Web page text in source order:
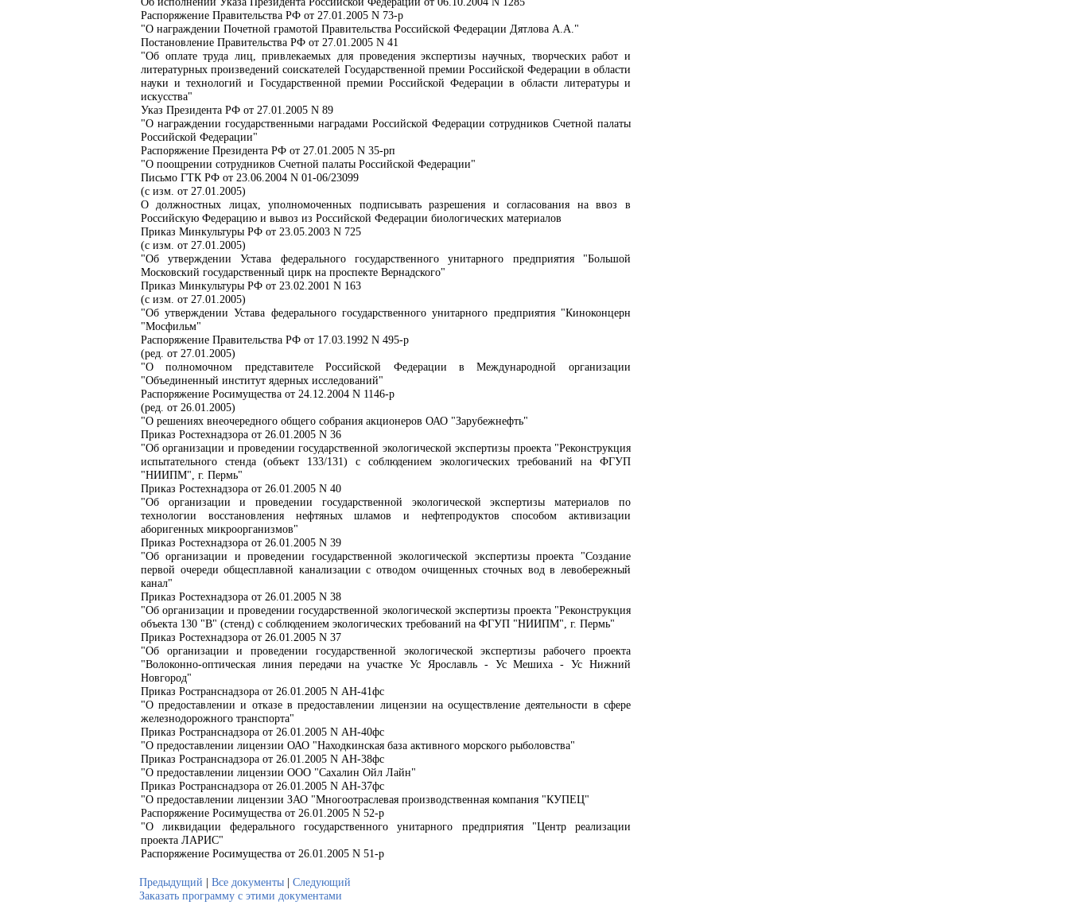
Распоряжение Правительства РФ от 27.01.2005 N 73-р
"О награждении Почетной грамотой Правительства Российской Федерации Дятлова А.А."
Постановление Правительства РФ от 27.01.2005 N 41
"Об оплате труда лиц, привлекаемых для проведения экспертизы научных, творческих работ и
литературных произведений соискателей Государственной премии Российской Федерации в области
науки и технологий и Государственной премии Российской Федерации в области литературы и
искусства"
Указ Президента РФ от 27.01.2005 N 89
"О награждении государственными наградами Российской Федерации сотрудников Счетной палаты
Российской Федерации"
Распоряжение Президента РФ от 27.01.2005 N 35-рп
"О поощрении сотрудников Счетной палаты Российской Федерации"
Письмо ГТК РФ от 23.06.2004 N 01-06/23099
(с изм. от 27.01.2005)
О должностных лицах, уполномоченных подписывать разрешения и согласования на ввоз в
Российскую Федерацию и вывоз из Российской Федерации биологических материалов
Приказ Минкультуры РФ от 23.05.2003 N 725
(с изм. от 27.01.2005)
"Об утверждении Устава федерального государственного унитарного предприятия "Большой
Московский государственный цирк на проспекте Вернадского"
Приказ Минкультуры РФ от 23.02.2001 N 163
(с изм. от 27.01.2005)
"Об утверждении Устава федерального государственного унитарного предприятия "Киноконцерн
"Мосфильм"
Распоряжение Правительства РФ от 17.03.1992 N 495-р
(ред. от 27.01.2005)
"О полномочном представителе Российской Федерации в Международной организации
"Объединенный институт ядерных исследований"
Распоряжение Росимущества от 24.12.2004 N 1146-р
(ред. от 26.01.2005)
"О решениях внеочередного общего собрания акционеров ОАО "Зарубежнефть"
Приказ Ростехнадзора от 26.01.2005 N 36
"Об организации и проведении государственной экологической экспертизы проекта "Реконструкция
испытательного стенда (объект 133/131) с соблюдением экологических требований на ФГУП
"НИИПМ", г. Пермь"
Приказ Ростехнадзора от 26.01.2005 N 40
"Об организации и проведении государственной экологической экспертизы материалов по
технологии восстановления нефтяных шламов и нефтепродуктов способом активизации
аборигенных микроорганизмов"
Приказ Ростехнадзора от 26.01.2005 N 39
"Об организации и проведении государственной экологической экспертизы проекта "Создание
первой очереди общесплавной канализации с отводом очищенных сточных вод в левобережный
канал"
Приказ Ростехнадзора от 26.01.2005 N 38
"Об организации и проведении государственной экологической экспертизы проекта "Реконструкция
объекта 130 "В" (стенд) с соблюдением экологических требований на ФГУП "НИИПМ", г. Пермь"
Приказ Ростехнадзора от 26.01.2005 N 37
"Об организации и проведении государственной экологической экспертизы рабочего проекта
"Волоконно-оптическая линия передачи на участке Ус Ярославль - Ус Мешиха - Ус Нижний
Новгород"
Приказ Ространснадзора от 26.01.2005 N АН-41фс
"О предоставлении и отказе в предоставлении лицензии на осуществление деятельности в сфере
железнодорожного транспорта"
Приказ Ространснадзора от 26.01.2005 N АН-40фс
"О предоставлении лицензии ОАО "Находкинская база активного морского рыболовства"
Приказ Ространснадзора от 26.01.2005 N АН-38фс
"О предоставлении лицензии ООО "Сахалин Ойл Лайн"
Приказ Ространснадзора от 26.01.2005 N АН-37фс
"О предоставлении лицензии ЗАО "Многоотраслевая производственная компания "КУПЕЦ"
Распоряжение Росимущества от 26.01.2005 N 52-р
"О ликвидации федерального государственного унитарного предприятия "Центр реализации
проекта ЛАРИС"
Распоряжение Росимущества от 26.01.2005 N 51-р
Предыдущий | Все документы| Следующий
Заказать программу с этими документами